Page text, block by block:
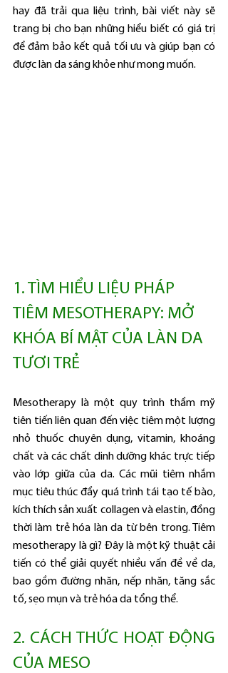
hay đã trải qua liệu trình, bài viết này sẽ
trang bị cho bạn những hiểu biết có giá trị
để đảm bảo kết quả tối ưu và giúp bạn có
được làn da sáng khỏe như mong muốn.
1. TÌM HIỂU LIỆU PHÁP
TIÊM MESOTHERAPY: MỞ
KHÓA BÍ MẬT CỦA LÀN DA
TƯƠI TRẺ
Mesotherapy là một quy trình thẩm mỹ
tiên tiến liên quan đến việc tiêm một lượng
nhỏ thuốc chuyên dụng, vitamin, khoáng
chất và các chất dinh dưỡng khác trực tiếp
vào lớp giữa của da. Các mũi tiêm nhắm
mục tiêu thúc đẩy quá trình tái tạo tế bào,
kích thích sản xuất collagen và elastin, đồng
thời làm trẻ hóa làn da từ bên trong. Tiêm
mesotherapy là gì? Đây là một kỹ thuật cải
tiến có thể giải quyết nhiều vấn đề về da,
bao gồm đường nhăn, nếp nhăn, tăng sắc
tố, sẹo mụn và trẻ hóa da tổng thể.
2. CÁCH THỨC HOẠT ĐỘNG
CỦA MESO